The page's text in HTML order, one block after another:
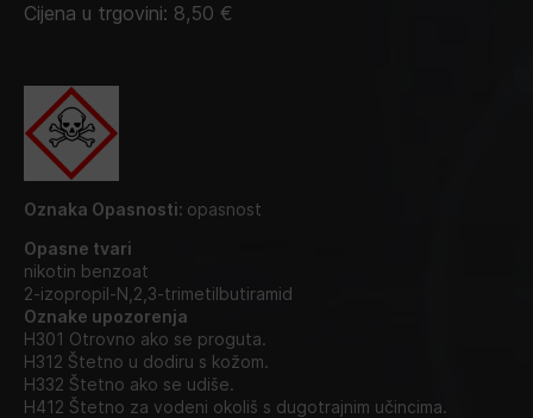
Cijena u trgovini: 8,50 €
Oznaka Opasnosti: opasnost
Opasne tvari
nikotin benzoat
2-izopropil-N,2,3-trimetilbutiramid
Oznake upozorenja
H301 Otrovno ako se proguta.
H312 Štetno u dodiru s kožom.
H332 Štetno ako se udiše.
H412 Štetno za vodeni okoliš s dugotrajnim učincima.